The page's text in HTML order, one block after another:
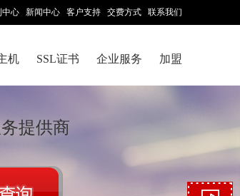
中心 新闻中心 客户支持 交费方式 联系我们
机 SSL证书 企业服务 加盟
提供商